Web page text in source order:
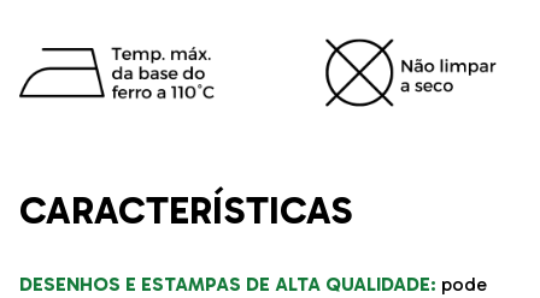
CARACTERÍSTICAS
DESENHOS E ESTAMPAS DE ALTA QUALIDADE: pode